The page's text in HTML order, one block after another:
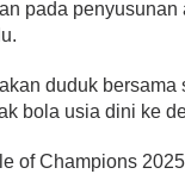
pada
duduk
bola usia dini ke
of Champions